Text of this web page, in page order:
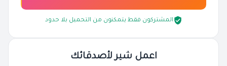
المشتركون فقط يتمكنون من التحميل بلا حدود
اعمل شير لأصدقائك